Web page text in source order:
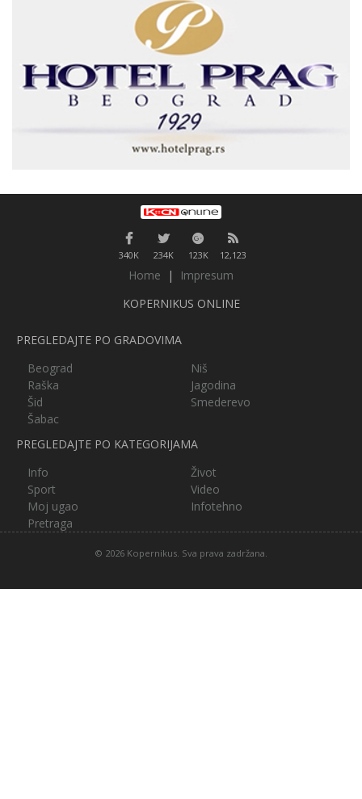
340K 234K 123K 12,123
Home |
Impresum
KOPERNIKUS ONLINE
PREGLEDAJTE PO GRADOVIMA
Beograd
Niš
Raška
Jagodina
Šid
Smederevo
Šabac
PREGLEDAJTE PO KATEGORIJAMA
Info
Život
Sport
Video
Moj ugao
Infotehno
Pretraga
© 2026 Kopernikus. Sva prava zadržana.